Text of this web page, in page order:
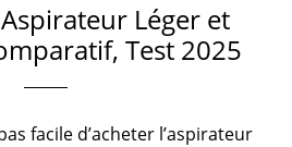
Léger et
Test 2025
facile d’acheter l’aspirateur